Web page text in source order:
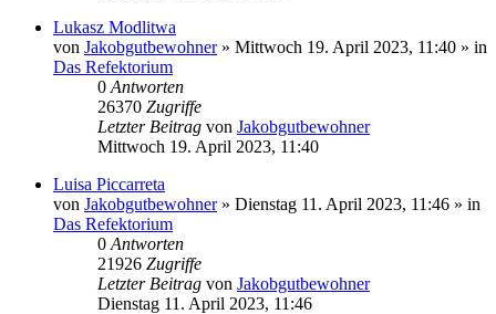
Lukasz Modlitwa
von Jakobgutbewohner» Mittwoch 19. April 2023, 11:40 » in
Das Refektorium
0 Antworten
26370 Zugriffe
Letzter Beitrag von Jakobgutbewohner
Mittwoch 19. April 2023, 11:40
Luisa Piccarreta
von Jakobgutbewohner» Dienstag 11. April 2023, 11:46 » in
Das Refektorium
0 Antworten
21926 Zugriffe
Letzter Beitrag von Jakobgutbewohner
Dienstag 11. April 2023, 11:46